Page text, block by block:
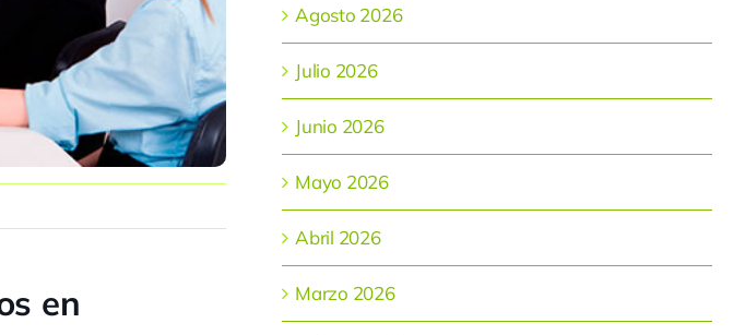
en
Agosto 2026
Julio 2026
Junio 2026
Mayo 2026
Abril 2026
Marzo 2026